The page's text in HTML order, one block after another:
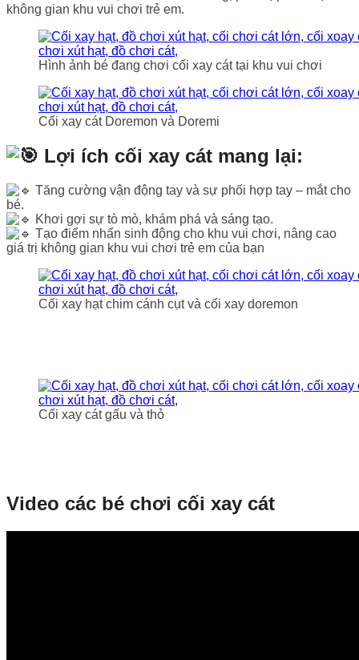
không gian khu vui chơi trẻ em.
Hình ảnh bé đang chơi cối xay cát tại khu vui chơi
Cối xay cát Doremon và Doremi
Lợi ích cối xay cát mang lại:
Tăng cường vận động tay và sự phối hợp tay – mắt cho
bé.
Khơi gợi sự tò mò, khám phá và sáng tạo.
Tạo điểm nhấn sinh động cho khu vui chơi, nâng cao
giá trị không gian khu vui chơi trẻ em của bạn
Cối xay hạt chim cánh cụt và cối xay doremon
Cối xay cát gấu và thỏ
Video các bé chơi cối xay cát